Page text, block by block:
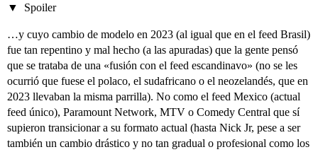
Spoiler
…y cuyo cambio de modelo en 2023 (al igual que en el feed Brasil)
fue tan repentino y mal hecho (a las apuradas) que la gente pensó
que se trataba de una «fusión con el feed escandinavo» (no se les
ocurrió que fuese el polaco, el sudafricano o el neozelandés, que en
2023 llevaban la misma parrilla). No como el feed Mexico (actual
feed único), Paramount Network, MTV o Comedy Central que sí
supieron transicionar a su formato actual (hasta Nick Jr, pese a ser
también un cambio drástico y no tan gradual o profesional como los